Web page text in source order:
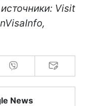
Visit
News